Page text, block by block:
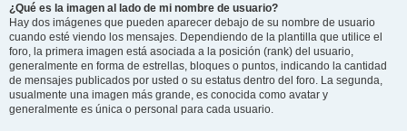
¿Qué es la imagen al lado de mi nombre de usuario?
Hay dos imágenes que pueden aparecer debajo de su nombre de usuario
cuando esté viendo los mensajes. Dependiendo de la plantilla que utilice el
foro, la primera imagen está asociada a la posición (rank) del usuario,
generalmente en forma de estrellas, bloques o puntos, indicando la cantidad
de mensajes publicados por usted o su estatus dentro del foro. La segunda,
usualmente una imagen más grande, es conocida como avatar y
generalmente es única o personal para cada usuario.